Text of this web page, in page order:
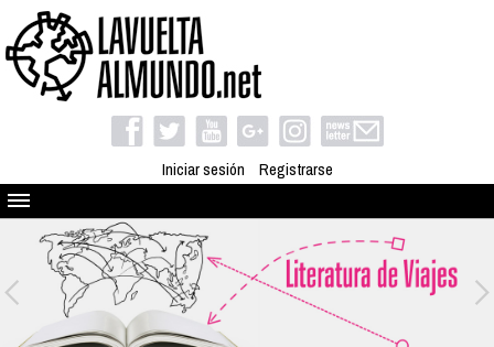
Iniciar sesión Registrarse
Quienes somos
El proyecto
Blog
Viaja con nosotros